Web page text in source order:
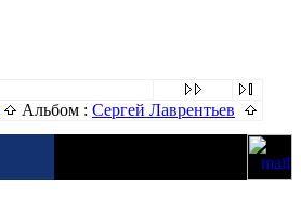
Альбом : Сергей Лаврентьев